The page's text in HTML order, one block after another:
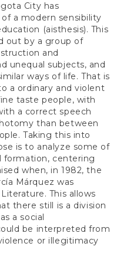
City has
a modern sensibility
(aisthesis). This
out by a group of
and
unequal subjects, and
ways of life. That is
a ordinary and violent
taste people, with
a correct speech
than between
Taking this into
is to analyze some of
formation, centering
when, in 1982, the
Márquez was
This allows
there still is a division
a social
be interpreted from
or illegitimacy